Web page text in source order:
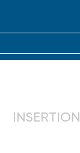
INSERTION